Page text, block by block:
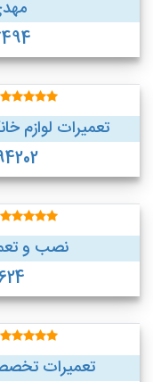
تعمیرات لوازم
نصب و
تعمیرات